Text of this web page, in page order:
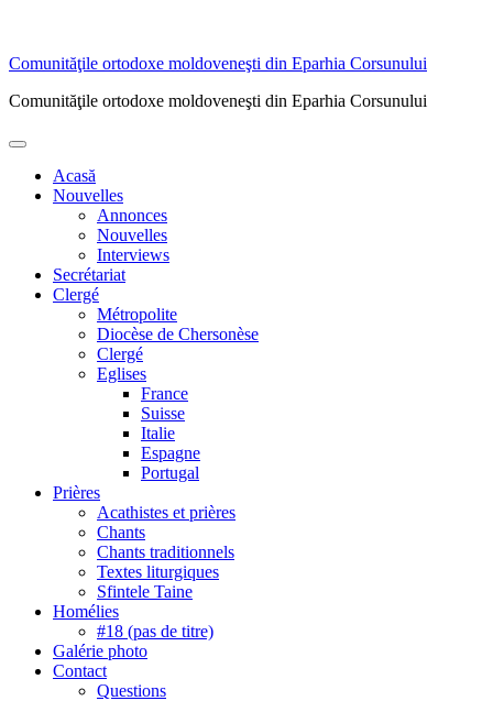
Skip
content
Comunităţile ortodoxe moldoveneşti din Eparhia Corsunului
Comunităţile ortodoxe moldoveneşti din Eparhia Corsunului
Primary
Acasă
Nouvelles
Annonces
Nouvelles
Interviews
Secrétariat
Clergé
Métropolite
Diocèse de Chersonèse
Clergé
Eglises
France
Suisse
Italie
Espagne
Portugal
Prières
Acathistes et prières
Chants
Chants traditionnels
Textes liturgiques
Sfintele Taine
Homélies
#18 (pas de titre)
Galérie photo
Contact
Questions